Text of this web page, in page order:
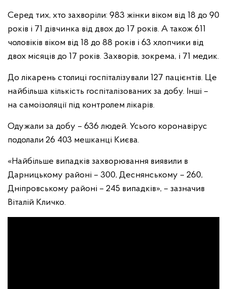
Серед тих, хто захворіли: 983 жінки віком від 18 до 90
років і 71 дівчинка від двох до 17 років. А також 611
чоловіків віком від 18 до 88 років і 63 хлопчики від
двох місяців до 17 років. Захворів, зокрема, і 71 медик.
До лікарень столиці госпіталізували 127 пацієнтів. Це
найбільша кількість госпіталізованих за добу. Інші –
на самоізоляції під контролем лікарів.
Одужали за добу – 636 людей. Усього коронавірус
подолали 26 403 мешканці Києва.
«Найбільше випадків захворювання виявили в
Дарницькому районі – 300, Деснянському – 260,
Дніпровському районі – 245 випадків», – зазначив
Віталій Кличко.